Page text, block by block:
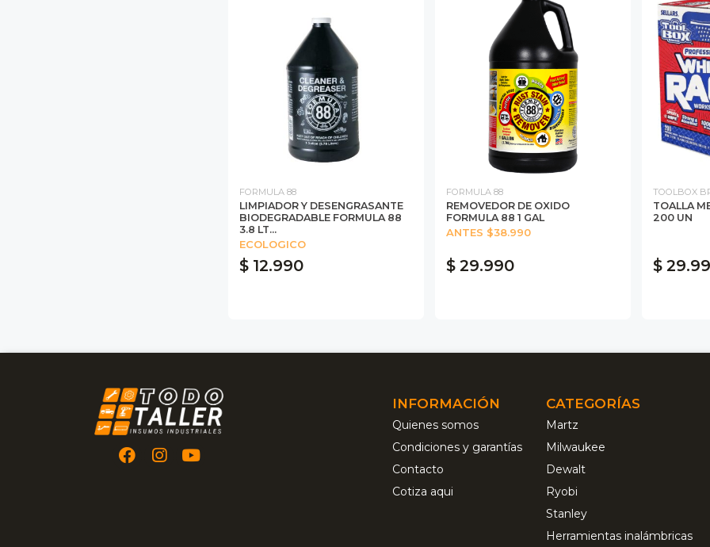
FORMULA 88
LIMPIADOR Y DESENGRASANTE
BIODEGRADABLE FORMULA 88
3.8 LT...
ECOLOGICO
$ 12.990
FORMULA 88
REMOVEDOR DE OXIDO
FORMULA 88 1 GAL
ANTES $38.990
$ 29.990
TOOLBOX
TOALLA
200 UN
$
INFORMACIÓN
Quienes somos
Condiciones y garantías
Contacto
Cotiza aqui
CATEGORÍAS
Martz
Milwaukee
Dewalt
Ryobi
Stanley
Herramientas inalámbricas